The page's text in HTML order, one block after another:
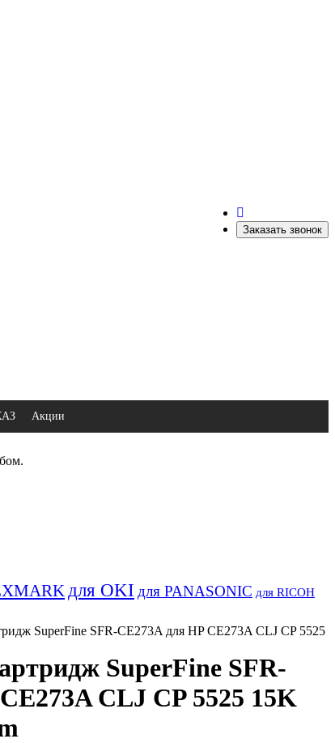
Заказать звонок
Акции
для OKI для PANASONIC для RICOH
SuperFine SFR-CE273A для HP CE273A CLJ CP 5525
SuperFine SFR-
CLJ CP 5525 15K